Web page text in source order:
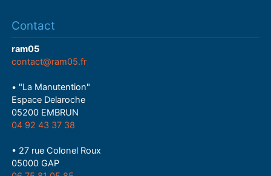
Contact
ram05
contact@ram05.fr
• "La Manutention"
Espace Delaroche
05200 EMBRUN
04 92 43 37 38
• 27 rue Colonel Roux
05000 GAP